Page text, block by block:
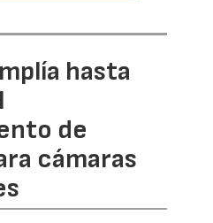
hasta
de
cámaras